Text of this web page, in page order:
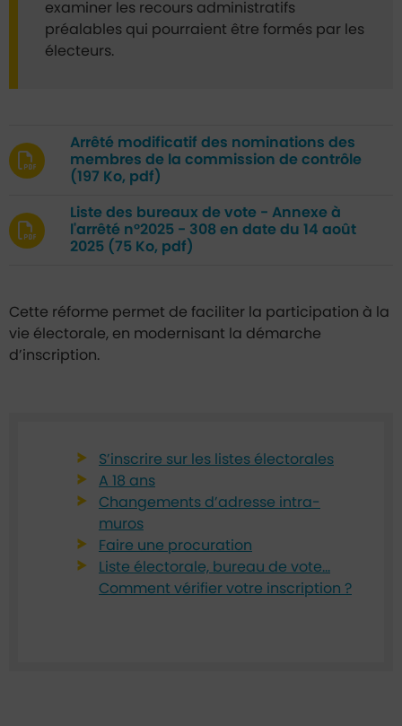
examiner les recours administratifs
préalables qui pourraient être formés par les
électeurs.
Arrêté modificatif des nominations des
membres de la commission de contrôle
(197 Ko, pdf)
Liste des bureaux de vote - Annexe à
l'arrêté n°2025 - 308 en date du 14 août
2025 (75 Ko, pdf)
Cette réforme permet de faciliter la participation à la
vie électorale, en modernisant la démarche
d’inscription.
S’inscrire sur les listes électorales
A 18 ans
Changements d’adresse intra-
muros
Faire une procuration
Liste électorale, bureau de vote...
Comment vérifier votre inscription ?